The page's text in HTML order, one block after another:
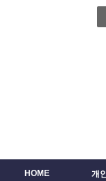
HOME 개